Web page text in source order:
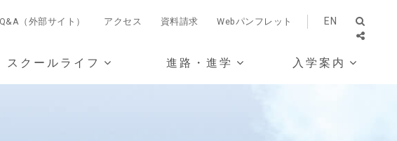
Q&A（外部サイト） アクセス 資料請求 Webパンフレット EN
スクールライフ 進路・進学 入学案内